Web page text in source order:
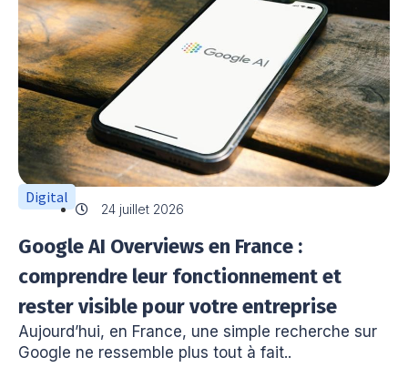
Digital
24 juillet 2026
Google AI Overviews en France :
comprendre leur fonctionnement et
rester visible pour votre entreprise
Aujourd’hui, en France, une simple recherche sur
Google ne ressemble plus tout à fait..